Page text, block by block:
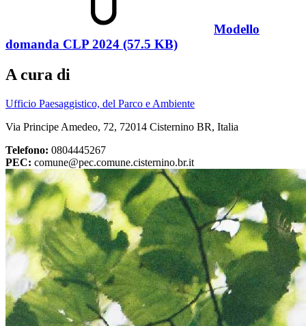
Modello
domanda CLP 2024 (57.5 KB)
A cura di
Ufficio Paesaggistico, del Parco e Ambiente
Via Principe Amedeo, 72, 72014 Cisternino BR, Italia
Telefono: 0804445267
PEC: comune@pec.comune.cisternino.br.it